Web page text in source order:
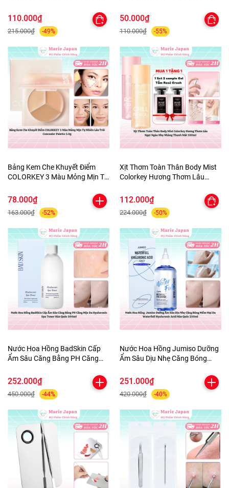
Mịn Purifying Clay Mask - TẶNG
SET SAMPLE 2 GEL TẮM
110.000₫
215.000₫ -49%
50.000₫
110.000₫ -55%
Bảng Kem Che Khuyết Điểm
COLORKEY 3 Màu Mỏng Mịn Tự
Palette 3.9g
78.000₫
163.000₫ -52%
Xịt Thơm Toàn Thân Body Mist
Colorkey Hương Thơm Lâu
Mát 100ml
112.000₫
224.000₫ -50%
Nước Hoa Hồng BadSkin Cấp
Ẩm Sâu Căng Bằng PH Căng
Hàn Quốc 500ml
252.000₫
450.000₫ -44%
Nước Hoa Hồng Jumiso Dưỡng
Ẩm Sâu Dịu Nhẹ Căng Bóng
Hyaluronic Acid Hàn Quốc
251.000₫
420.000₫ -40%